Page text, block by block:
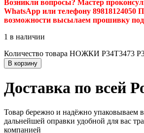
Возникли вопросы? Мастер
WhatsApp или телефону 89818124050
возможности высылаем прошивку
1 в наличии
Количество товара НОЖКИ P34T3473
В корзину
Доставка по всей
Товар бережно и надёжно упаковываем
дальнейшей оправки удобной для вас
компанией